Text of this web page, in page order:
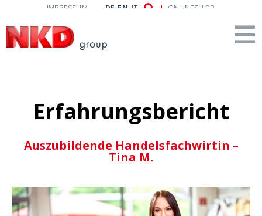
IMPRESSUM DE EN IT ONLINESHOP
Erfahrungs­bericht
Auszubildende Handelsfachwirtin –
Tina M.